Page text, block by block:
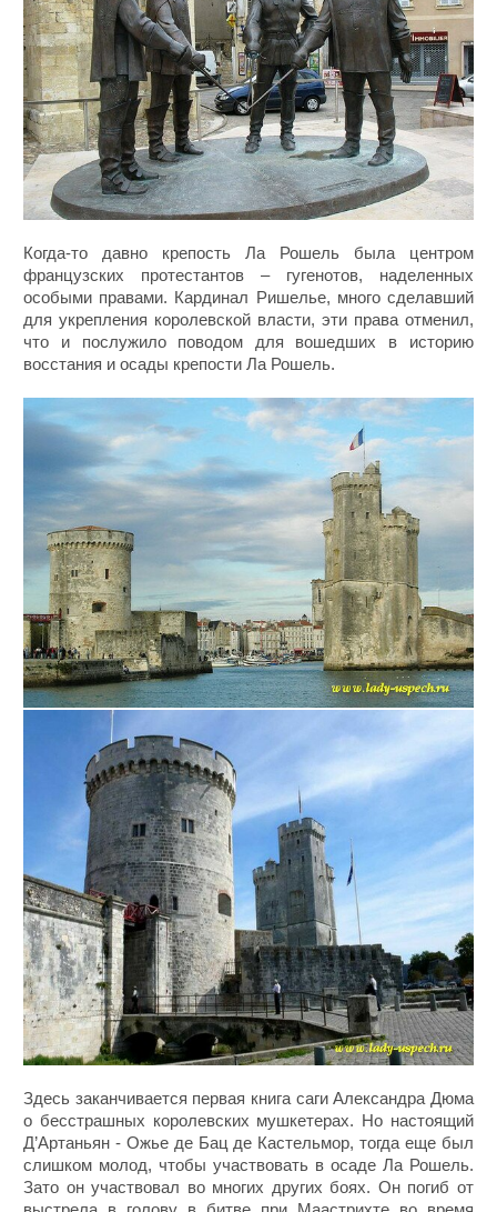
Когда-то давно крепость Ла Рошель была центром
французских протестантов – гугенотов, наделенных
особыми правами. Кардинал Ришелье, много сделавший
для укрепления королевской власти, эти права отменил,
что и послужило поводом для вошедших в историю
восстания и осады крепости Ла Рошель.
Здесь заканчивается первая книга саги Александра Дюма
о бесстрашных королевских мушкетерах. Но настоящий
Д’Артаньян - Ожье де Бац де Кастельмор, тогда еще был
слишком молод, чтобы участвовать в осаде Ла Рошель.
Зато он участвовал во многих других боях. Он погиб от